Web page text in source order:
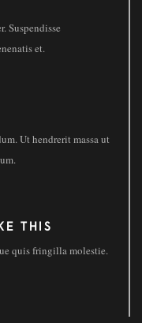
Suspendisse
et.
Ut hendrerit massa ut
THIS
quis fringilla molestie.